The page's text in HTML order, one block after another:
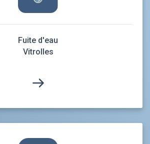
Fuite d'eau
Vitrolles